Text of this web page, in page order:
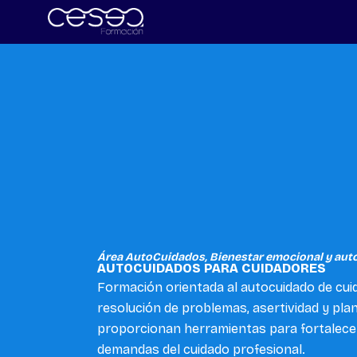
Área AutoCuidados, Bienestar emocional y
AUTOCUIDADOS PARA CUIDADORES
Formación orientada al autocuidado de
resolución de problemas, asertividad y
proporcionan herramientas para
demandas del cuidado profesional.